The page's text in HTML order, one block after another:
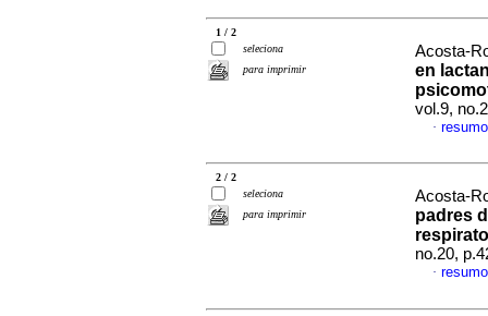
1 / 2
seleciona
para imprimir
Acosta-
en
vol.9,
·
2 / 2
seleciona
para imprimir
Acosta-
padres
no.20,
·